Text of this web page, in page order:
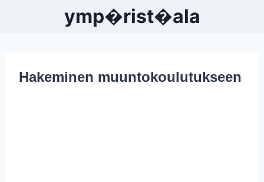
ymp�rist�ala
Hakeminen muuntokoulutukseen